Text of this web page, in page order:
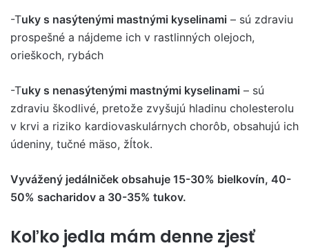
-Tuky s nasýtenými mastnými kyselinami – sú zdraviu
prospešné a nájdeme ich v rastlinných olejoch,
orieškoch, rybách
-Tuky s nenasýtenými mastnými kyselinami – sú
zdraviu škodlivé, pretože zvyšujú hladinu cholesterolu
v krvi a riziko kardiovaskulárnych chorôb, obsahujú ich
údeniny, tučné mäso, žĺtok.
Vyvážený jedálniček obsahuje 15-30% bielkovín, 40-
50% sacharidov a 30-35% tukov.
Koľko jedla mám denne zjesť